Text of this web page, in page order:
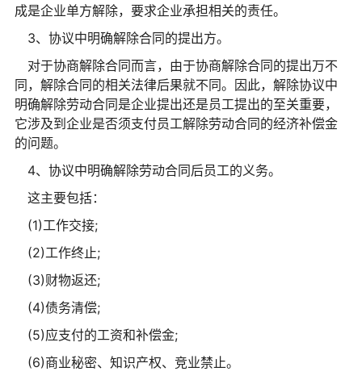
成是企业单方解除，要求企业承担相关的责任。
3、协议中明确解除合同的提出方。
对于协商解除合同而言，由于协商解除合同的提出万不
同，解除合同的相关法律后果就不同。因此，解除协议中
明确解除劳动合同是企业提出还是员工提出的至关重要，
它涉及到企业是否须支付员工解除劳动合同的经济补偿金
的问题。
4、协议中明确解除劳动合同后员工的义务。
这主要包括：
(1)工作交接;
(2)工作终止;
(3)财物返还;
(4)债务清偿;
(5)应支付的工资和补偿金;
(6)商业秘密、知识产权、竞业禁止。